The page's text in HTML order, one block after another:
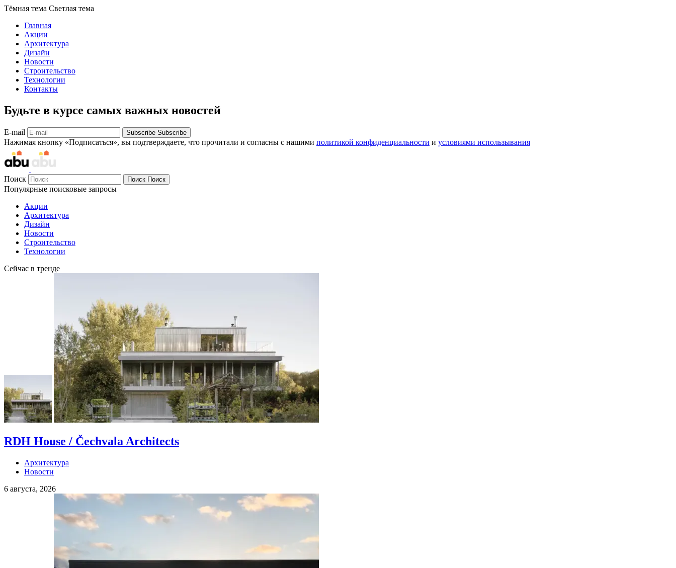
Тёмная тема Светлая тема
Главная
Акции
Архитектура
Дизайн
Новости
Строительство
Технологии
Контакты
Будьте в курсе самых важных новостей
E-mail Subscribe Subscribe
Нажимая кнопку «Подписаться», вы подтверждаете, что прочитали и согласны с нашими политикой конфиденциальности и условиями использывания
Поиск Поиск Поиск
Популярные поисковые запросы
Акции
Архитектура
Дизайн
Новости
Строительство
Технологии
Сейчас в тренде
RDH House / Čechvala Architects
Архитектура
Новости
6 августа, 2026